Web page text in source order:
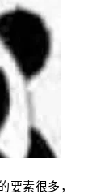
要素很多，